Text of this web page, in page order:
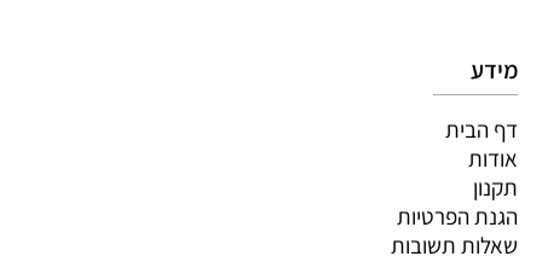
מידע
דף הבית
אודות
תקנון
הגנת הפרטיות
שאלות תשובות